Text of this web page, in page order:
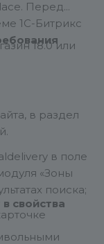
Перед
1С-Битрикс
18.0 или
в раздел
в поле
«Зоны
поиска;
свойства